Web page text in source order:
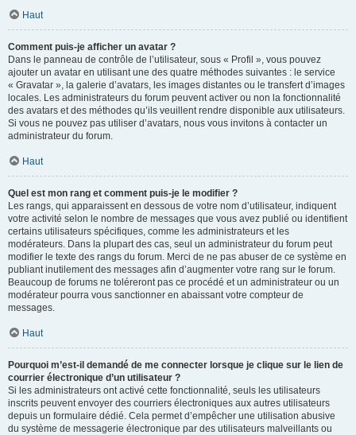
Haut
Comment puis-je afficher un avatar ?
Dans le panneau de contrôle de l’utilisateur, sous « Profil », vous pouvez
ajouter un avatar en utilisant une des quatre méthodes suivantes : le service
« Gravatar », la galerie d’avatars, les images distantes ou le transfert d’images
locales. Les administrateurs du forum peuvent activer ou non la fonctionnalité
des avatars et des méthodes qu’ils veuillent rendre disponible aux utilisateurs.
Si vous ne pouvez pas utiliser d’avatars, nous vous invitons à contacter un
administrateur du forum.
Haut
Quel est mon rang et comment puis-je le modifier ?
Les rangs, qui apparaissent en dessous de votre nom d’utilisateur, indiquent
votre activité selon le nombre de messages que vous avez publié ou identifient
certains utilisateurs spécifiques, comme les administrateurs et les
modérateurs. Dans la plupart des cas, seul un administrateur du forum peut
modifier le texte des rangs du forum. Merci de ne pas abuser de ce système en
publiant inutilement des messages afin d’augmenter votre rang sur le forum.
Beaucoup de forums ne toléreront pas ce procédé et un administrateur ou un
modérateur pourra vous sanctionner en abaissant votre compteur de
messages.
Haut
Pourquoi m’est-il demandé de me connecter lorsque je clique sur le lien de
courrier électronique d’un utilisateur ?
Si les administrateurs ont activé cette fonctionnalité, seuls les utilisateurs
inscrits peuvent envoyer des courriers électroniques aux autres utilisateurs
depuis un formulaire dédié. Cela permet d’empêcher une utilisation abusive
du système de messagerie électronique par des utilisateurs malveillants ou